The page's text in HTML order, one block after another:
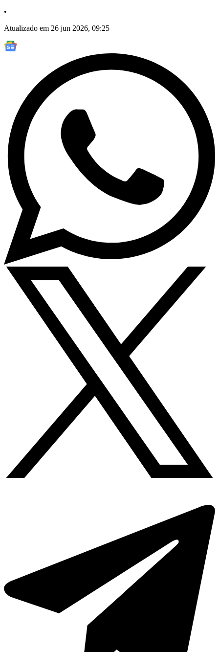
•
Atualizado em 26 jun 2026, 09:25